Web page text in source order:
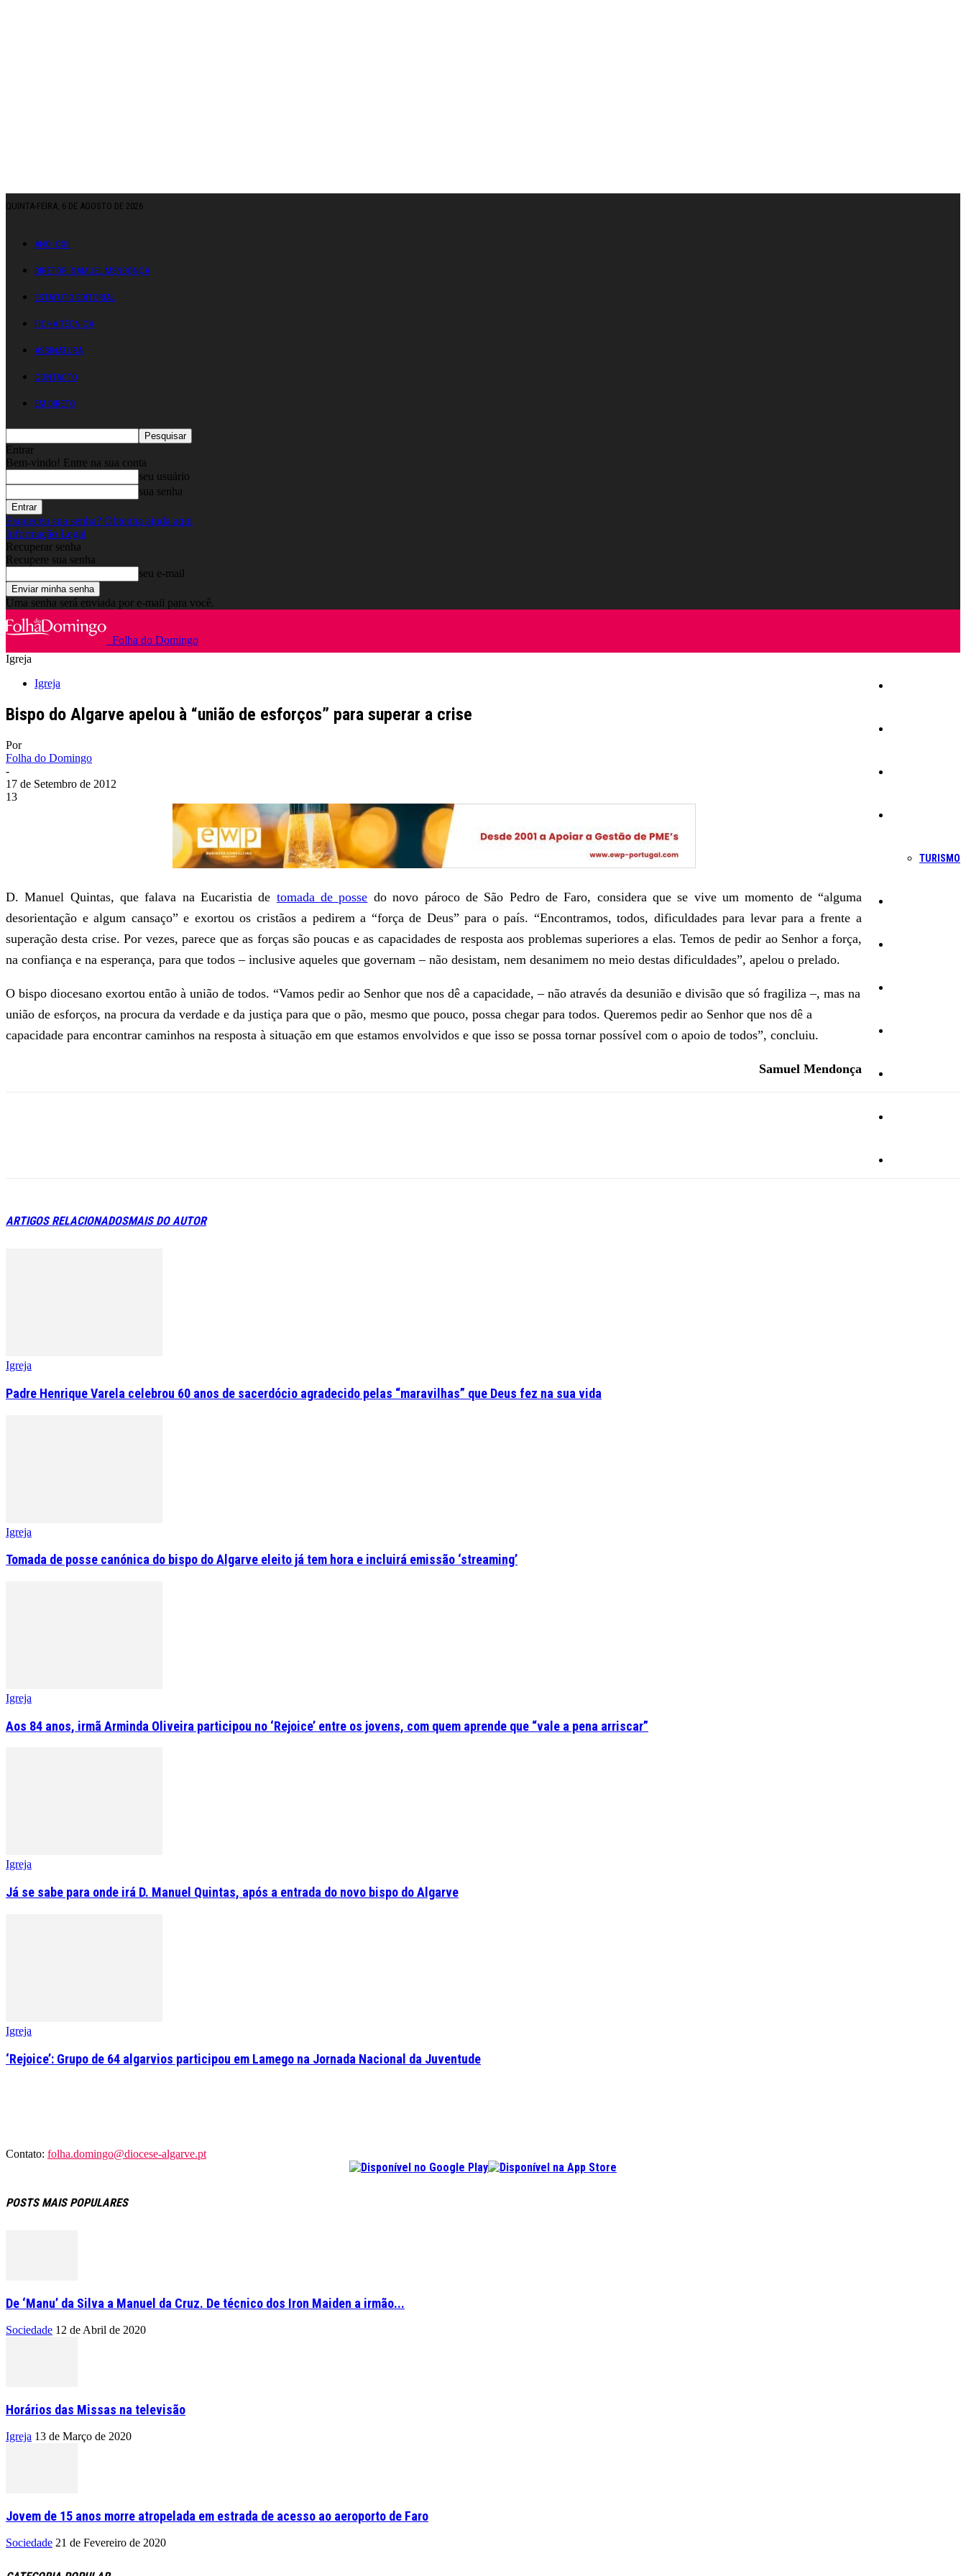
QUINTA-FEIRA, 6 DE AGOSTO DE 2026
ANO: CXII
DIRETOR: SAMUEL MENDONÇA
ESTATUTO EDITORIAL
FICHA TÉCNICA
ASSINATURA
CONTACTO
EM DIRETO
Entrar
Bem-vindo! Entre na sua conta
seu usuário
sua senha
Esqueceu sua senha? Obtenha ajuda aqui
Informação Legal
Recuperar senha
Recupere sua senha
seu e-mail
Uma senha será enviada por e-mail para você.
Folha do Domingo
TURISMO
Igreja
Igreja
Bispo do Algarve apelou à “união de esforços” para superar a crise
Por
Folha do Domingo
-
17 de Setembro de 2012
13
D. Manuel Quintas, que falava na Eucaristia de tomada de posse do novo pároco de São Pedro de Faro, considera que se vive um momento de “alguma
desorientação e algum cansaço” e exortou os cristãos a pedirem a “força de Deus” para o país. “Encontramos, todos, dificuldades para levar para a frente a
superação desta crise. Por vezes, parece que as forças são poucas e as capacidades de resposta aos problemas superiores a elas. Temos de pedir ao Senhor a força,
na confiança e na esperança, para que todos – inclusive aqueles que governam – não desistam, nem desanimem no meio destas dificuldades”, apelou o prelado.
O bispo diocesano exortou então à união de todos. “Vamos pedir ao Senhor que nos dê a capacidade, – não através da desunião e divisão que só fragiliza –, mas na
união de esforços, na procura da verdade e da justiça para que o pão, mesmo que pouco, possa chegar para todos. Queremos pedir ao Senhor que nos dê a
capacidade para encontrar caminhos na resposta à situação em que estamos envolvidos e que isso se possa tornar possível com o apoio de todos”, concluiu.
Samuel Mendonça
ARTIGOS RELACIONADOSMAIS DO AUTOR
Igreja
Padre Henrique Varela celebrou 60 anos de sacerdócio agradecido pelas “maravilhas” que Deus fez na sua vida
Igreja
Tomada de posse canónica do bispo do Algarve eleito já tem hora e incluirá emissão ‘streaming’
Igreja
Aos 84 anos, irmã Arminda Oliveira participou no ‘Rejoice’ entre os jovens, com quem aprende que “vale a pena arriscar”
Igreja
Já se sabe para onde irá D. Manuel Quintas, após a entrada do novo bispo do Algarve
Igreja
‘Rejoice’: Grupo de 64 algarvios participou em Lamego na Jornada Nacional da Juventude
Contato: folha.domingo@diocese-algarve.pt
POSTS MAIS POPULARES
De ‘Manu’ da Silva a Manuel da Cruz. De técnico dos Iron Maiden a irmão...
Sociedade 12 de Abril de 2020
Horários das Missas na televisão
Igreja 13 de Março de 2020
Jovem de 15 anos morre atropelada em estrada de acesso ao aeroporto de Faro
Sociedade 21 de Fevereiro de 2020